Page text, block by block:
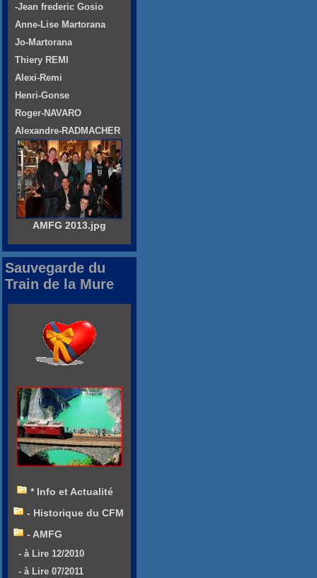
-Jean frederic Gosio
Anne-Lise Martorana
Jo-Martorana
Thiery REMI
Alexi-Remi
Henri-Gonse
Roger-NAVARO
Alexandre-RADMACHER
AMFG 2013.jpg
Sauvegarde du
Train de la Mure
* Info et Actualité
- Historique du CFM
- AMFG
- à Lire 12/2010
- à Lire 07/2011